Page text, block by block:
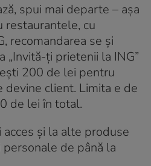
spui mai departe – așa
restaurantele, cu
recomandarea se și
„Invită-ți prietenii la ING”
200 de lei pentru
devine client. Limita e de
de lei în total.
acces și la alte produse
de până la